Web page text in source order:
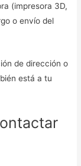
(impresora 3D,
o envío del
de dirección o
está a tu